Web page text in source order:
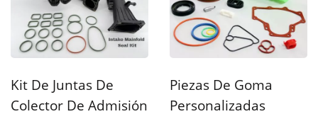
Kit De Juntas De
Colector De Admisión
Piezas De Goma
Personalizadas